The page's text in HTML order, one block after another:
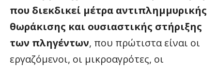
που διεκδικεί μέτρα αντιπλημμυρικής
θωράκισης και ουσιαστικής στήριξης
των πληγέντων, που πρώτιστα είναι οι
εργαζόμενοι, οι μικροαγρότες, οι